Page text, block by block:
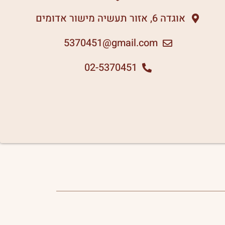
אוגדה 6, אזור תעשיה מישור אדומים
5370451
gmail.com@
02-5370451